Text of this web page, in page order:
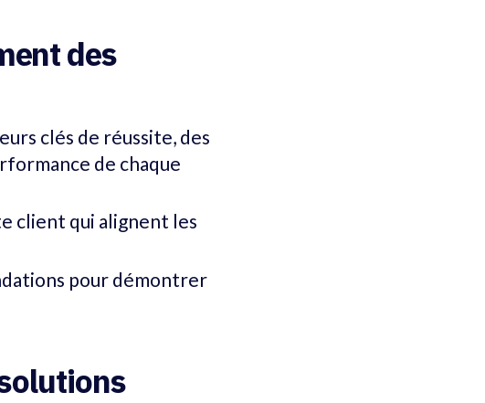
des
clés de réussite, des
de chaque
client qui alignent les
pour démontrer